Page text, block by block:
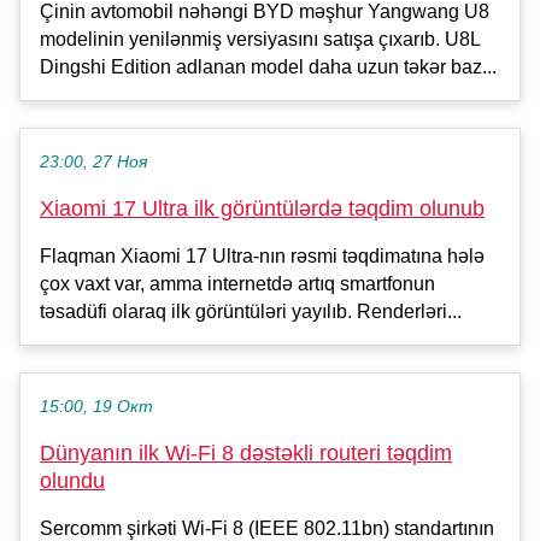
Çinin avtomobil nəhəngi BYD məşhur Yangwang U8
modelinin yenilənmiş versiyasını satışa çıxarıb. U8L
Dingshi Edition adlanan model daha uzun təkər baz...
23:00, 27 Ноя
Xiaomi 17 Ultra ilk görüntülərdə təqdim olunub
Flaqman Xiaomi 17 Ultra-nın rəsmi təqdimatına hələ
çox vaxt var, amma internetdə artıq smartfonun
təsadüfi olaraq ilk görüntüləri yayılıb. Renderləri...
15:00, 19 Окт
Dünyanın ilk Wi-Fi 8 dəstəkli routeri təqdim
olundu
Sercomm şirkəti Wi-Fi 8 (IEEE 802.11bn) standartının